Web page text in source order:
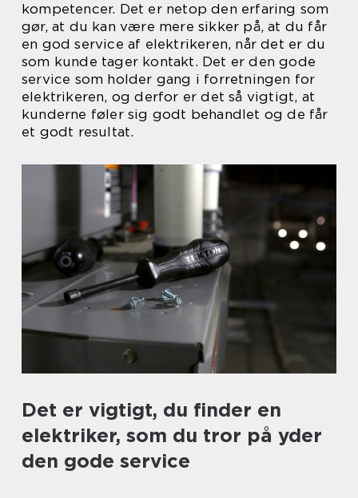
kompetencer. Det er netop den erfaring som
gør, at du kan være mere sikker på, at du får
en god service af elektrikeren, når det er du
som kunde tager kontakt. Det er den gode
service som holder gang i forretningen for
elektrikeren, og derfor er det så vigtigt, at
kunderne føler sig godt behandlet og de får
et godt resultat.
Det er vigtigt, du finder en
elektriker, som du tror på yder
den gode service